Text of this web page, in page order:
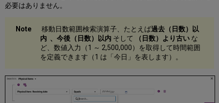
必要はありません。
移動日数範囲検索演算子、たとえば過去（日数）以
内 、今後（日数）以内 そして （日数）より古い な
ど、数値入力（1 ～ 2,500,000）を取得して時間範囲
を定義できます（1 は「今日」を表します）。